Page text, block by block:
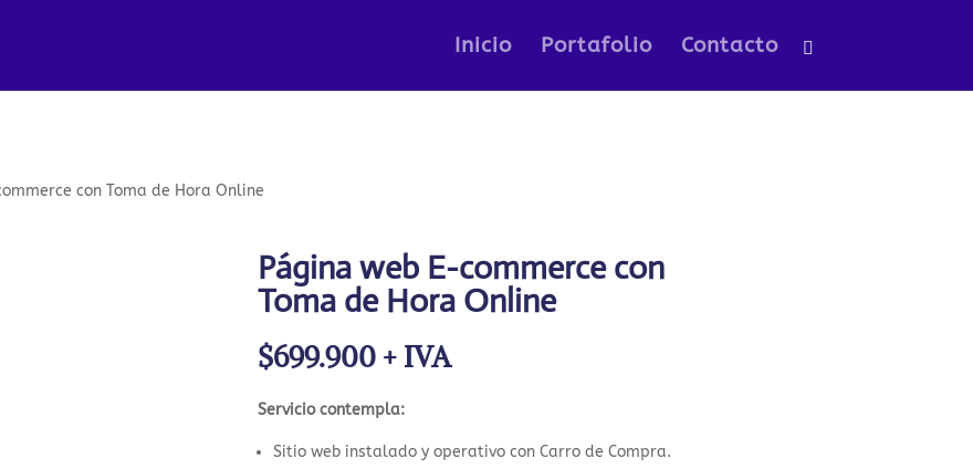
Inicio Portafolio Contacto
con Toma de Hora Online
Página web E-commerce con
Toma de Hora Online
$699.900 + IVA
Servicio contempla:
Sitio web instalado y operativo con Carro de Compra.